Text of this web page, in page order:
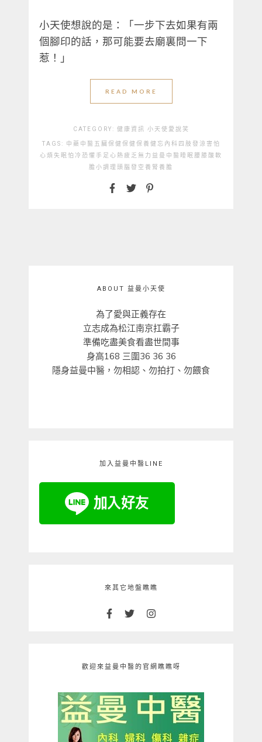
小天使想說的是：「一步下去如果有兩
個腳印的話，那可能要去廟裏問一下
惹！」
READ MORE
CATEGORY: 健康資訊 小天使愛說笑
TAGS: 中藥 中醫 五臟保健保健保養 健忘 內科 四肢發涼 害怕
心煩失眠怕冷恐懼 手足心熱疲乏無力 益曼中醫 睡眠腰膝酸軟
膽小調理 頭腦發空 養腎 養膽
ABOUT 益曼小天使
為了愛與正義存在
立志成為松江南京扛霸子
準備吃盡美食看盡世間事
身高168 三圍36 36 36
隱身益曼中醫，勿相認、勿拍打、勿餵食
加入益曼中醫LINE
來其它地盤瞧瞧
歡迎來益曼中醫的官網瞧瞧呀